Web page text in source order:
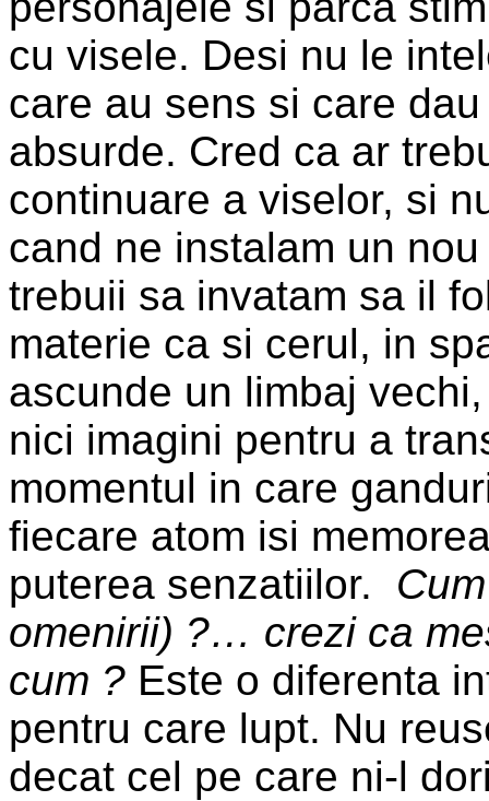
cu visele. Desi nu le
care au sens si care
absurde. Cred ca ar
continuare a viselor, si
cand ne instalam un
trebuii sa invatam sa il
materie ca si cerul, in
ascunde un limbaj
nici imagini pentru a
momentul in care
fiecare atom isi
puterea senzatiilor.
omenirii) ?… crezi ca
cum ? Este o diferenta
pentru care lupt. Nu
decat cel pe care ni-l